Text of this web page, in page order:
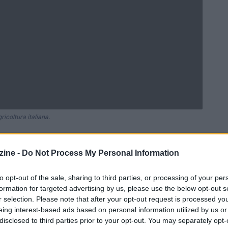
- Do Not Process My Personal Information
opt-out of the sale, sharing to third parties, or processing of your
for targeted advertising by us, please use the below opt-out
selection. Please note that after your opt-out request is processed
interest-based ads based on personal information utilized by us
to third parties prior to your opt-out. You may separately
italiana.
POWERED BY